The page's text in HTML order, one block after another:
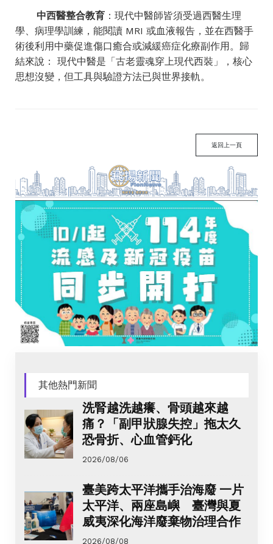
中西醫整合教育 ：現代中醫師皆須受過西醫生理
學、病理學訓練，能閱讀 MRI 或血液報告，並在西醫手
術後利用中藥促進傷口癒合或減緩癌症化療副作用。歸
結來說： 現代中醫是「古老靈魂穿上現代西裝」，核心
思想沒變，但工具與驗證方法已與世界接軌。
返回上一頁
其他熱門新聞
洗腎越洗越癢、骨頭越來越
痛？「副甲狀腺失控」拖太久
恐骨折、心血管鈣化
2026/08/06
臺美跨太平洋攜手治海廢 一片
太平洋、兩座島嶼 臺灣與夏
威夷深化海洋廢棄物治理合作
2026/08/08